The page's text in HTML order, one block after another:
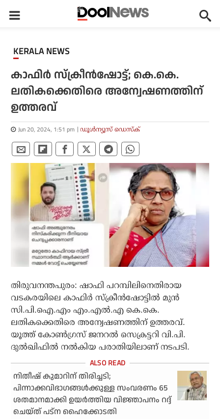
KERALA NEWS
കാഫിര്‍ സ്‌ക്രീന്‍ഷോട്ട്; കെ.കെ.
ലതികക്കെതിരെ അന്വേഷണത്തിന്
ഉത്തരവ്
Jun 20, 2024, 1:51 pm ഡൂള്‍ന്യൂസ് ഡെസ്‌ക്
തിരുവനന്തപുരം: ഷാഫി പറമ്പിലിനെതിരായ
വടകരയിലെ കാഫിര്‍ സ്‌ക്രീന്‍ഷോട്ടില്‍ മുന്‍
സി.പി.ഐ.എം എം.എല്‍.എ കെ.കെ.
ലതികക്കെതിരെ അന്വേഷണത്തിന് ഉത്തരവ്.
യൂത്ത് കോണ്‍ഗ്രസ് ജനറല്‍ സെക്രട്ടറി വി.പി.
ദുല്‍ഖിഫില്‍ നല്‍കിയ പരാതിയിലാണ് നടപടി.
നിതീഷ് കുമാറിന് തിരിച്ചടി;
പിന്നാക്കവിഭാഗങ്ങള്‍ക്കുള്ള സംവരണം 65
ശതമാനമാക്കി ഉയര്‍ത്തിയ വിജ്ഞാപനം റദ്ദ്
ചെയ്ത് പട്‌ന ഹൈക്കോടതി